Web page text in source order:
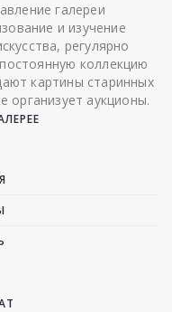
галереи
и изучение
регулярно
коллекцию
картины старинных
организует аукционы.